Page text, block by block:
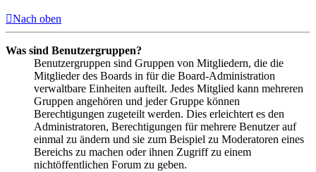
Nach oben
Was sind Benutzergruppen?
Benutzergruppen sind Gruppen von Mitgliedern, die die
Mitglieder des Boards in für die Board-Administration
verwaltbare Einheiten aufteilt. Jedes Mitglied kann mehreren
Gruppen angehören und jeder Gruppe können
Berechtigungen zugeteilt werden. Dies erleichtert es den
Administratoren, Berechtigungen für mehrere Benutzer auf
einmal zu ändern und sie zum Beispiel zu Moderatoren eines
Bereichs zu machen oder ihnen Zugriff zu einem
nichtöffentlichen Forum zu geben.